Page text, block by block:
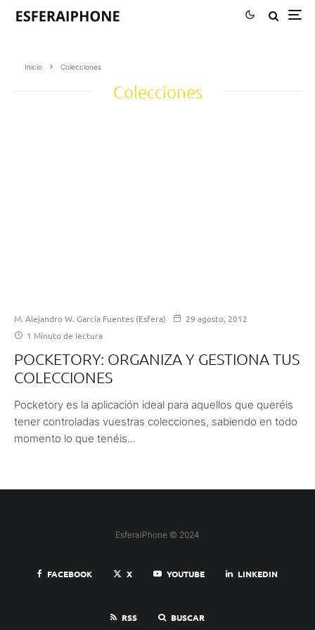
Inicio Colecciones
Colecciones
M. Alejandro W. García Fuentes (Esfera)
29 agosto, 2012
1 Minuto de lectura
POCKETORY: ORGANIZA Y GESTIONA TUS
COLECCIONES
Pocketory es la aplicación ideal para aquellos que queréis
tener controladas vuestras colecciones, sabiendo en todo
momento lo que tenéis...
EsferaiPhone © 2024
FACEBOOK X YOUTUBE LINKEDIN
RSS BUSCAR